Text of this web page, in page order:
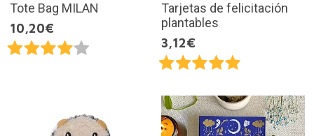
Tote Bag MILAN
10,20€
Tarjetas de felicitación
plantables
3,12€